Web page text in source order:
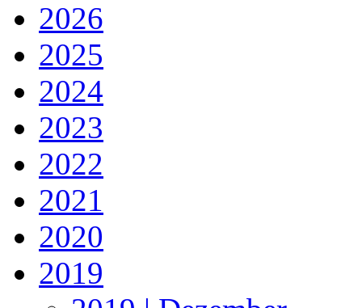
2026
2025
2024
2023
2022
2021
2020
2019